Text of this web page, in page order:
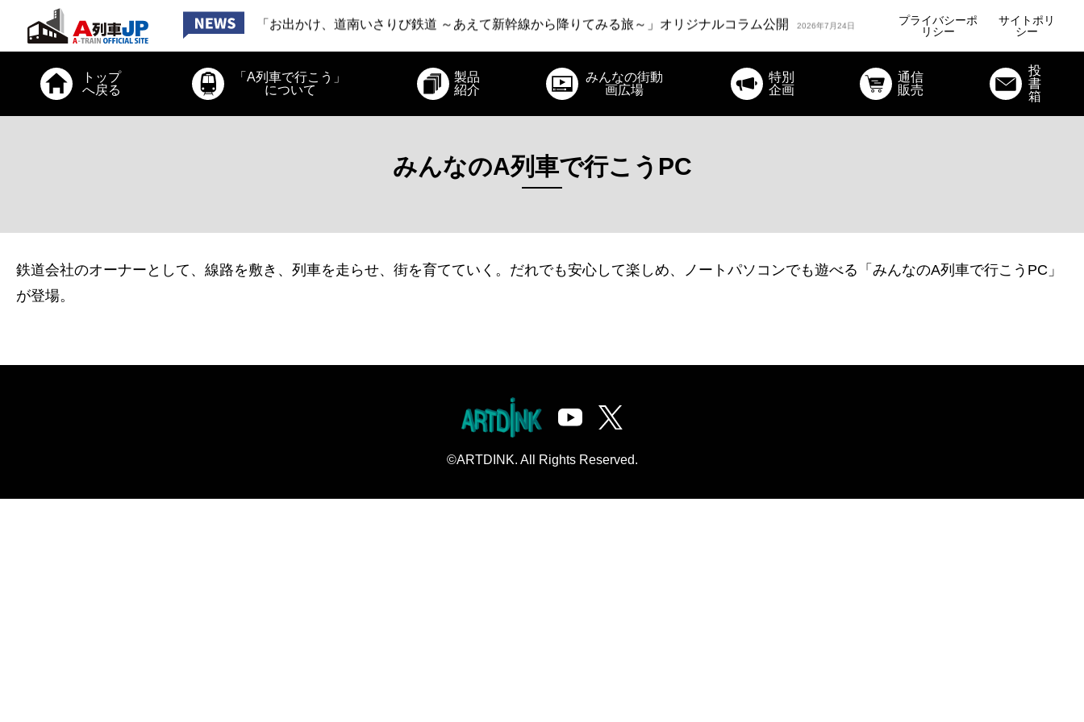
「駅がなかった宿場町は、なぜ「鉄道の町」になったのか？」オリジナルコラム公開 2026年7月10日
「お出かけ、小田急電鉄 ～22世紀・江戸時代・爆発・そしてロマンスカー～」オリジナルコラム公開
2026年6月26日
「お出かけ、道南いさりび鉄道 ～あえて新幹線から降りてみる旅～」オリジナルコラム公開
プライバシーポ
リシー
サイトポリ
シー
トップ
へ戻る
「A列車で行こう」
について
製品
紹介
みんなの街動
画広場
特別
企画
通信
販売
投
書
箱
みんなのA列車で行こうPC
鉄道会社のオーナーとして、線路を敷き、列車を走らせ、街を育てていく。だれでも安心して楽しめ、ノートパソコンでも遊べる「みんなのA列車で行こうPC」
が登場。
©ARTDINK. All Rights Reserved.